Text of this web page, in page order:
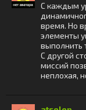
С каждым
время. Но
элементы
выполнить
С другой
миссий
неплохая,